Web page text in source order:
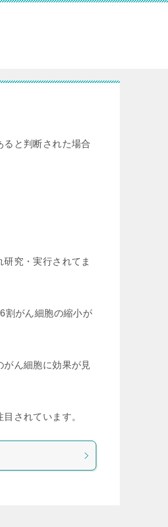
ると判断された場合
究・実行されてま
割がん細胞の縮小が
ん細胞に効果が見
されています。